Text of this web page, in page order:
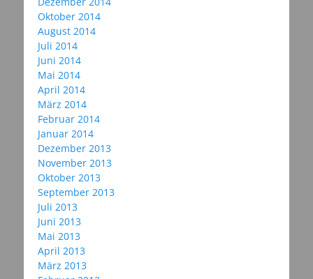
Oktober 2014
August 2014
Juli 2014
Juni 2014
Mai 2014
April 2014
März 2014
Februar 2014
Januar 2014
Dezember 2013
November 2013
Oktober 2013
September 2013
Juli 2013
Juni 2013
Mai 2013
April 2013
März 2013